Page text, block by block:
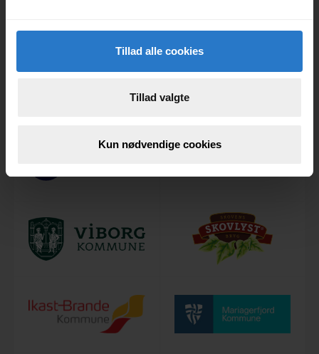
Tillad alle cookies
Tillad valgte
Kun nødvendige cookies